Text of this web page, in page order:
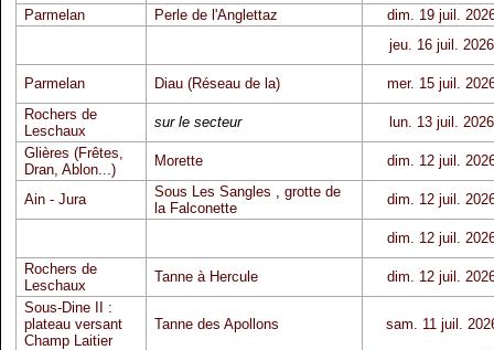
Parmelan
Perle de l'Anglettaz
dim. 19 juil.
jeu. 16 juil. 2026
Parmelan Diau (Réseau de la)
mer. 15 juil.
Rochers de
Leschaux
sur le secteur
lun. 13 juil. 2026
Glières (Frêtes,
Dran, Ablon...)
Morette dim. 12 juil.
Ain - Jura Sous Les Sangles , grotte de
la Falconette
dim. 12 juil.
dim. 12 juil.
Rochers de
Leschaux
Tanne à Hercule
dim. 12 juil.
Sous-Dine II :
plateau versant
Champ Laitier
Tanne des Apollons sam. 11 juil.